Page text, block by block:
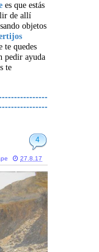
es que estás
de allí
objetos
te quedes
pedir ayuda
te
4
27.8.17